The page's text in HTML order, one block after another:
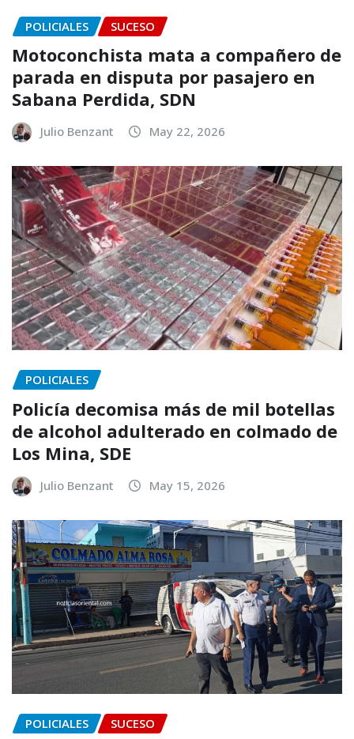
POLICIALES SUCESO
Motoconchista mata a compañero de
parada en disputa por pasajero en
Sabana Perdida, SDN
Julio Benzant May 22, 2026
POLICIALES
Policía decomisa más de mil botellas
de alcohol adulterado en colmado de
Los Mina, SDE
Julio Benzant May 15, 2026
POLICIALES SUCESO